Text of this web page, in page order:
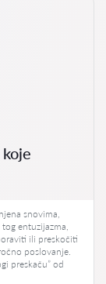
snovima,
entuzijazma,
ili preskočiti
poslovanje.
preskaču” od